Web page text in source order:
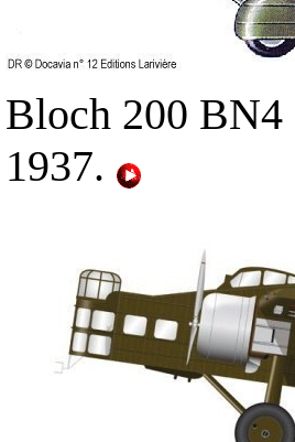
Bloch 200 BN4
1937.